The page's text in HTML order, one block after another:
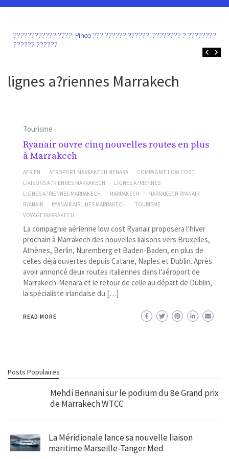
???????????? ???? Pinco ??? ?????? ??????: ???????? ? ???????? ?
?????? ??????
lignes a?riennes Marrakech
Tourisme
Ryanair ouvre cinq nouvelles routes en plus
à Marrakech
AERIEN AEROPORT MARRAKECH MENARA
COMPAGNIE LOW COST
LIAISONS A?RIENNES MARRAKECH
LIGNES A?RIENNES
LIGNES A?RIENNES MARRAKECH
MARRAKECH
MARRAKECH RYANAIR
RYANAIR
RYANAIR AIRLINES MARRAKECH
TOURISME
VOYAGE MARRAKECH
La compagnie aérienne low cost Ryanair proposera l’hiver
prochain à Marrakech des nouvelles liaisons vers Bruxelles,
Athènes, Berlin, Nuremberg et Baden-Baden, en plus de
celles déjà ouvertes depuis Catane, Naples et Dublin. Après
avoir annoncé deux routes italiennes dans l’aéroport de
Marrakech-Menara et le retour de celle au départ de Dublin,
la spécialiste irlandaise du […]
READ MORE
Posts Populaires
Mehdi Bennani sur le podium du 8e Grand prix
de Marrakech WTCC
La Méridionale lance sa nouvelle liaison
maritime Marseille-Tanger Med